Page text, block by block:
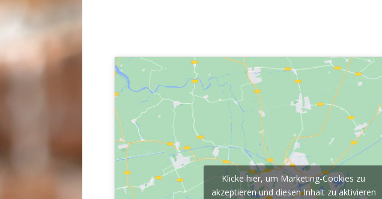
Klicke hier, um Marketing-Cookies zu
akzeptieren und diesen Inhalt zu aktivieren